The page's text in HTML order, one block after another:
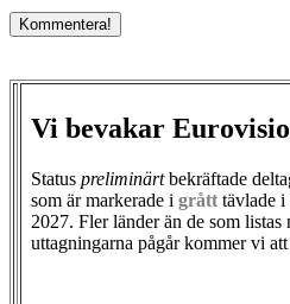
Vi bevakar
Status preliminärtbekräftade
som är markerade i grått tävlade i
2027. Fler länder än de som listas
uttagningarna pågår kommer vi